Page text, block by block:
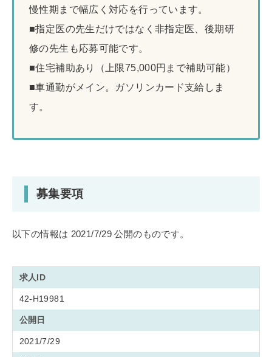
慢性期まで幅広く対応を行っています。
■指定医の先生だけではなく非指定医、後期研
修の先生も応募可能です。
■住宅補助あり（上限75,000円まで補助可能）
■車通勤がメイン。ガソリンカード支給しま
す。
募集要項
以下の情報は 2021/7/29 公開のものです。
求人ID
42-H19981
公開日
2021/7/29